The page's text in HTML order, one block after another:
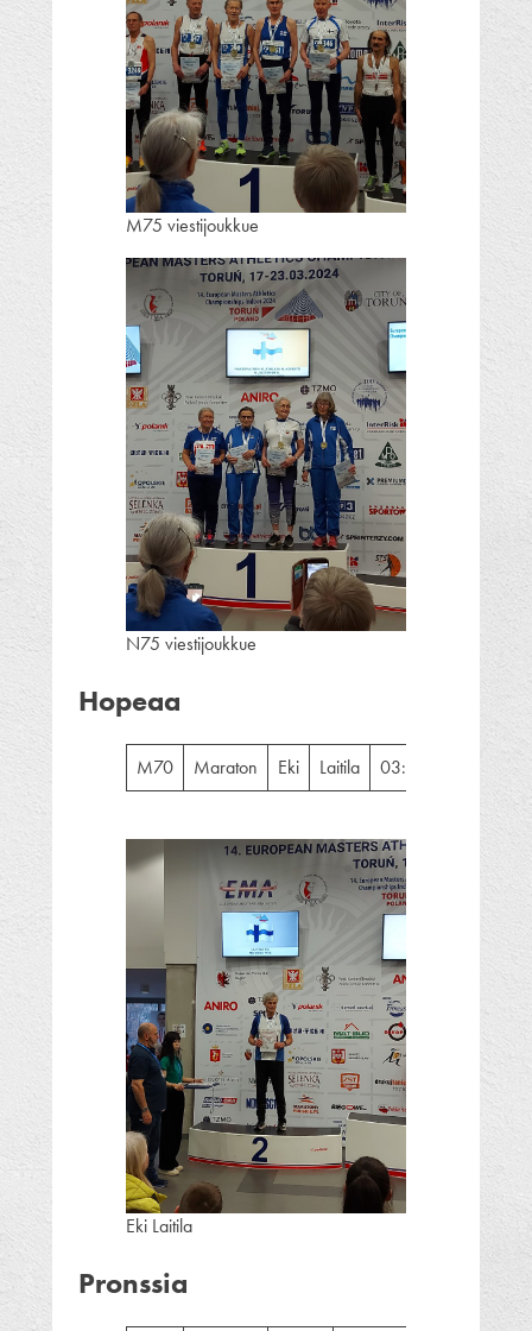
M75 viestijoukkue
N75 viestijoukkue
Hopeaa
M70 Maraton Eki Laitila 03:25:14
Eki Laitila
Pronssia